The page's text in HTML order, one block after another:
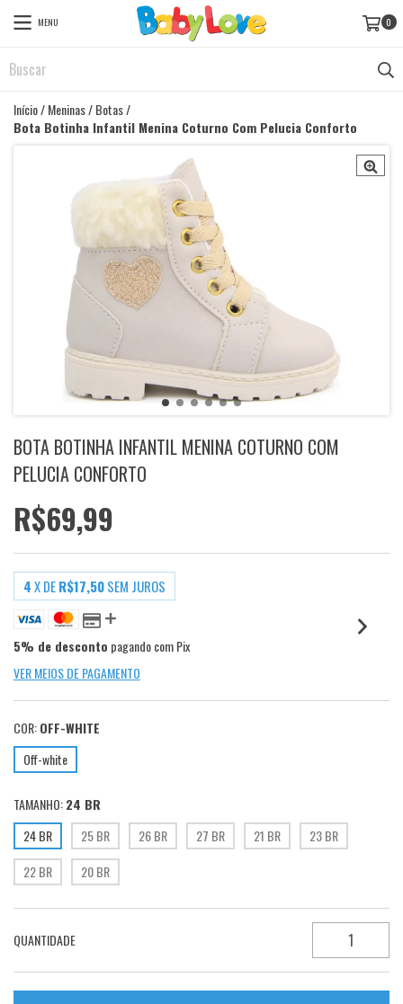
MENU 0
Início/Meninas/Botas/
Bota Botinha Infantil Menina Coturno Com Pelucia Conforto
BOTA BOTINHA INFANTIL MENINA COTURNO COM
PELUCIA CONFORTO
R$69,99
4X DER$17,50SEM JUROS
5% de desconto pagando com Pix
VER MEIOS DE PAGAMENTO
COR:OFF-WHITE
Off-white
TAMANHO:24 BR
24 BR
25 BR 26 BR 27 BR 21 BR
23 BR
22 BR
20 BR
QUANTIDADE